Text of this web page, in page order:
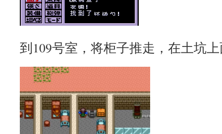
到109号室，将柜子推走，在土坑